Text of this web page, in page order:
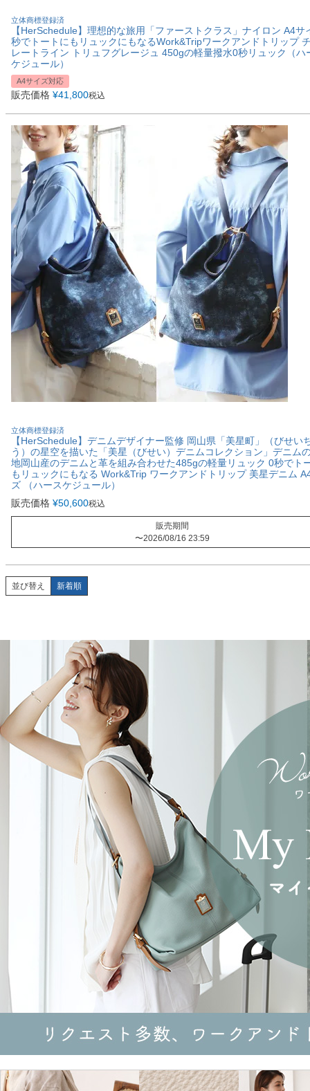
立体商標登録済
【HerSchedule】理想的な旅用「ファーストクラス」ナイロン A4サ
秒でトートにもリュックにもなるWork&Tripワークアンドトリップ
レートライン トリュフグレージュ 450gの軽量撥水0秒リュック（ハ
ケジュール）
A4サイズ対応
販売価格 ¥41,800税込
立体商標登録済
【HerSchedule】デニムデザイナー監修 岡山県「美星町」（びせい
う）の星空を描いた「美星（びせい）デニムコレクション」デニム
地岡山産のデニムと革を組み合わせた485gの軽量リュック 0秒でト
もリュックにもなる Work&Trip ワークアンドトリップ 美星デニム
ズ （ハースケジュール）
販売価格 ¥50,600税込
販売期間
〜2026/08/16 23:59
並び替え 新着順